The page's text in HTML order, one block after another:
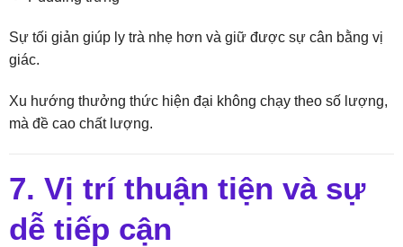
Sự tối giản giúp ly trà nhẹ hơn và giữ được sự cân bằng vị
giác.
Xu hướng thưởng thức hiện đại không chạy theo số lượng,
mà đề cao chất lượng.
7. Vị trí thuận tiện và sự
dễ tiếp cận